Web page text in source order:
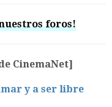
foros!
CinemaNet]
y a ser libre